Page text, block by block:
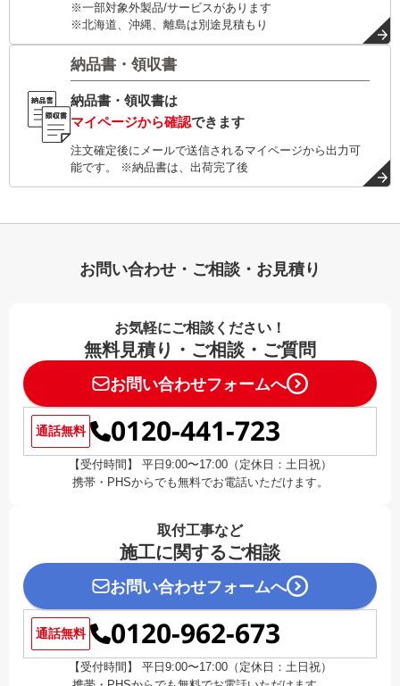
※一部対象外製品/サービスがあります
※北海道、沖縄、離島は別途見積もり
納品書・領収書
納品書・領収書は
マイページから確認できます
注文確定後にメールで送信されるマイページから出力可
能です。 ※納品書は、出荷完了後
お問い合わせ・ご相談・お見積り
お気軽にご相談ください！
無料見積り・ご相談・ご質問
お問い合わせフォームへ
通話無料 0120-441-723
【受付時間】 平日9:00〜17:00（定休日：土日祝）
携帯・PHSからでも無料でお電話いただけます。
取付工事など
施工に関するご相談
お問い合わせフォームへ
通話無料 0120-962-673
【受付時間】 平日9:00〜17:00（定休日：土日祝）